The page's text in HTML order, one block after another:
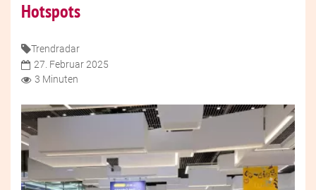
Hotspots
Trendradar
27. Februar 2025
3 Minuten